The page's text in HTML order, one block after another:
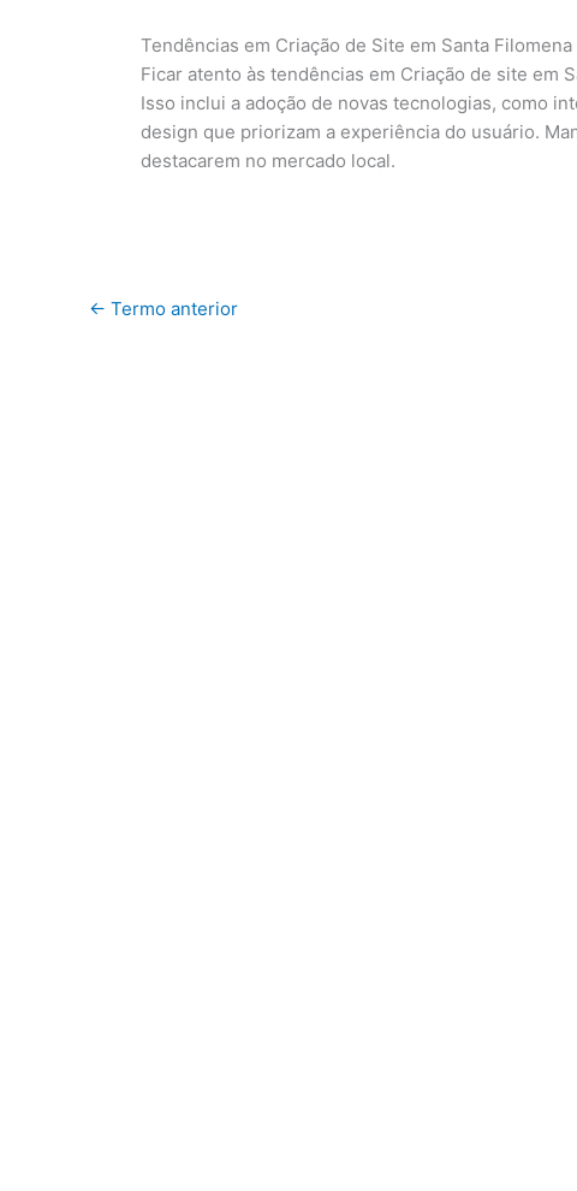
Tendências em Criação de Site em Santa Filomena
Ficar atento às tendências em Criação de site em
Isso inclui a adoção de novas tecnologias, como
design que priorizam a experiência do usuário.
destacarem no mercado local.
← Termo anterior